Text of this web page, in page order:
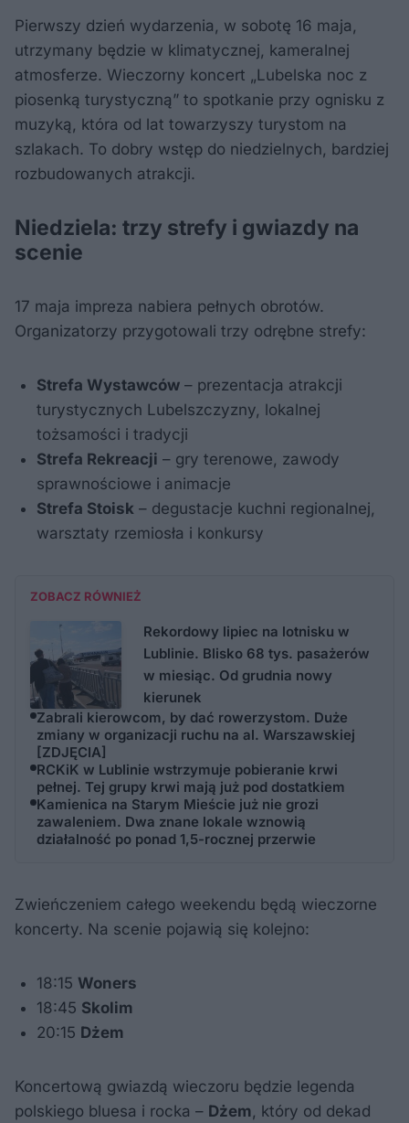
Pierwszy dzień wydarzenia, w sobotę 16 maja,
utrzymany będzie w klimatycznej, kameralnej
atmosferze. Wieczorny koncert „Lubelska noc z
piosenką turystyczną” to spotkanie przy ognisku z
muzyką, która od lat towarzyszy turystom na
szlakach. To dobry wstęp do niedzielnych, bardziej
rozbudowanych atrakcji.
Niedziela: trzy strefy i gwiazdy na
scenie
17 maja impreza nabiera pełnych obrotów.
Organizatorzy przygotowali trzy odrębne strefy:
Strefa Wystawców – prezentacja atrakcji
turystycznych Lubelszczyzny, lokalnej
tożsamości i tradycji
Strefa Rekreacji – gry terenowe, zawody
sprawnościowe i animacje
Strefa Stoisk – degustacje kuchni regionalnej,
warsztaty rzemiosła i konkursy
ZOBACZ RÓWNIEŻ
Rekordowy lipiec na lotnisku w
Lublinie. Blisko 68 tys. pasażerów
w miesiąc. Od grudnia nowy
kierunek
Zabrali kierowcom, by dać rowerzystom. Duże
zmiany w organizacji ruchu na al. Warszawskiej
[ZDJĘCIA]
RCKiK w Lublinie wstrzymuje pobieranie krwi
pełnej. Tej grupy krwi mają już pod dostatkiem
Kamienica na Starym Mieście już nie grozi
zawaleniem. Dwa znane lokale wznowią
działalność po ponad 1,5-rocznej przerwie
Zwieńczeniem całego weekendu będą wieczorne
koncerty. Na scenie pojawią się kolejno:
18:15 Woners
18:45 Skolim
20:15 Dżem
Koncertową gwiazdą wieczoru będzie legenda
polskiego bluesa i rocka – Dżem , który od dekad